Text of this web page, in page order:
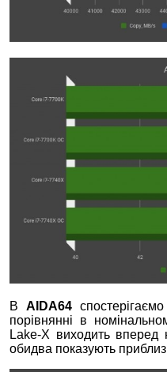
ВAIDA64
порівнянні в
Lake-X виходить
обидва показують